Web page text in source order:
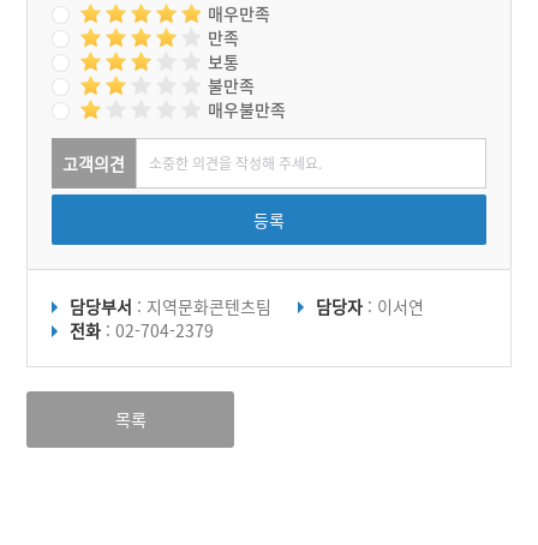
매우만족
만족
보통
불만족
매우불만족
고객의견
등록
담당부서 : 지역문화콘텐츠팀 담당자 : 이서연
전화 : 02-704-2379
목록